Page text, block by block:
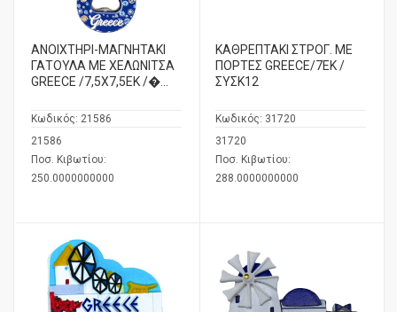
ΑΝΟΙΧΤΗΡΙ-ΜΑΓΝΗΤΑΚΙ
ΓΑΤΟΥΛΑ ΜΕ ΧΕΛΩΝΙΤΣΑ
GREECE /7,5Χ7,5ΕΚ /�...
Κωδικός: 21586
21586
Ποσ. Κιβωτίου:
250.0000000000
ΚΑΘΡΕΠΤΑΚΙ ΣΤΡΟΓ. ΜΕ
ΠΟΡΤΕΣ GREECE/7ΕΚ /
ΣΥΣΚ12
Κωδικός: 31720
31720
Ποσ. Κιβωτίου:
288.0000000000